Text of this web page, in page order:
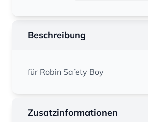
Beschreibung
für Robin Safety Boy
Zusatzinformationen